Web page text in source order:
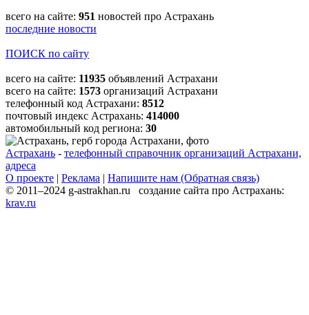
всего на сайте: 951 новостей про Астрахань
последние новости
ПОИСК по сайту
всего на сайте: 11935 объявлений Астрахани
всего на сайте: 1573 организаций Астрахани
телефонный код Астрахани: 8512
почтовый индекс Астрахань: 414000
автомобильный код региона: 30
Астрахань - телефонный справочник организаций Астрахани,
адреса
О проекте | Реклама | Напишите нам (Обратная связь)
© 2011–2024 g-astrakhan.ru создание сайта про Астрахань:
krav.ru